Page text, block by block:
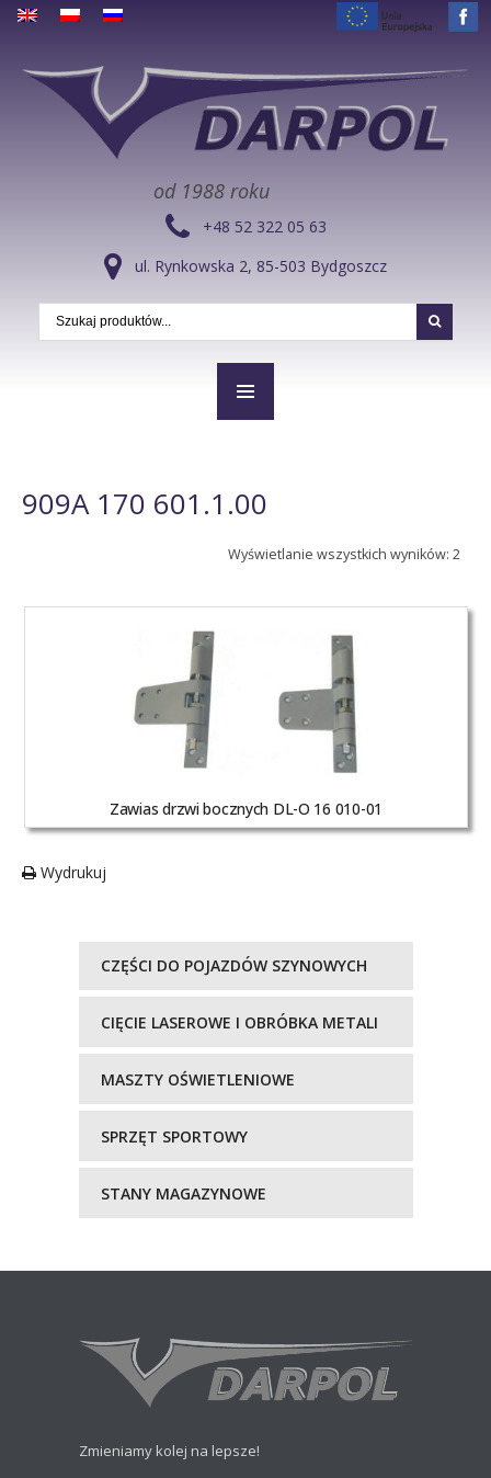
od 1988 roku
+48 52 322 05 63
ul. Rynkowska 2, 85-503 Bydgoszcz
909A 170 601.1.00
Wyświetlanie wszystkich wyników: 2
Zawias drzwi bocznych DL-O 16 010-01
Wydrukuj
CZĘŚCI DO POJAZDÓW SZYNOWYCH
CIĘCIE LASEROWE I OBRÓBKA METALI
MASZTY OŚWIETLENIOWE
SPRZĘT SPORTOWY
STANY MAGAZYNOWE
Zmieniamy kolej na lepsze!